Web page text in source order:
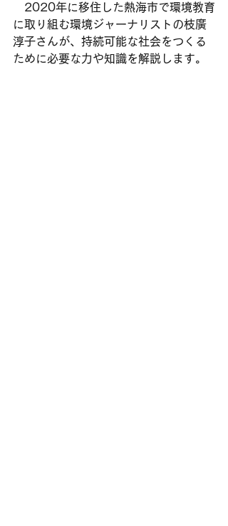
2020年に移住した熱海市で環境教育
に取り組む環境ジャーナリストの枝廣
淳子さんが、持続可能な社会をつくる
ために必要な力や知識を解説します。